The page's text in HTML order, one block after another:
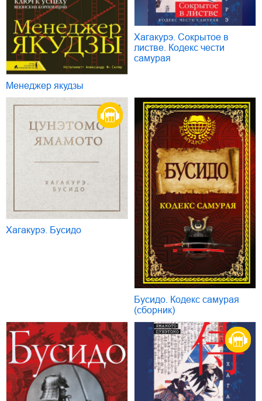
Менеджер якудзы
Хагакурэ. Сокрытое в
листве. Кодекс чести
самурая
Хагакурэ. Бусидо
Бусидо. Кодекс самурая
(сборник)